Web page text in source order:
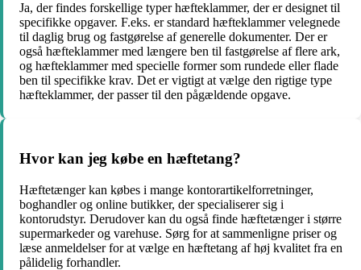
Ja, der findes forskellige typer hæfteklammer, der er designet til
specifikke opgaver. F.eks. er standard hæfteklammer velegnede
til daglig brug og fastgørelse af generelle dokumenter. Der er
også hæfteklammer med længere ben til fastgørelse af flere ark,
og hæfteklammer med specielle former som rundede eller flade
ben til specifikke krav. Det er vigtigt at vælge den rigtige type
hæfteklammer, der passer til den pågældende opgave.
Hvor kan jeg købe en hæftetang?
Hæftetænger kan købes i mange kontorartikelforretninger,
boghandler og online butikker, der specialiserer sig i
kontorudstyr. Derudover kan du også finde hæftetænger i større
supermarkeder og varehuse. Sørg for at sammenligne priser og
læse anmeldelser for at vælge en hæftetang af høj kvalitet fra en
pålidelig forhandler.